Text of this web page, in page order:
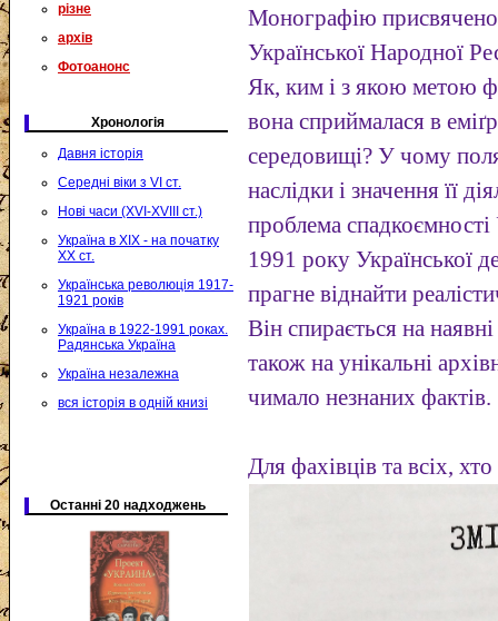
різне
архів
Фотоанонс
Хронологія
Давня історія
Середні віки з VI ст.
Нові часи (XVI-XVIII ст.)
Україна в XIX - на початку
XX ст.
Українська революція 1917-
1921 років
Україна в 1922-1991 роках.
Радянська Україна
Україна незалежна
вся історія в одній книзі
Останні 20 надходжень
Монографію присвячено
Української Народної
Як, ким і з якою метою
вона сприймалася в
середовищі? У чому
наслідки і значення її
проблема
1991 року Української
прагне віднайти
Він спирається на
також на унікальні
чимало незнаних фактів.
Для фахівців та всіх,